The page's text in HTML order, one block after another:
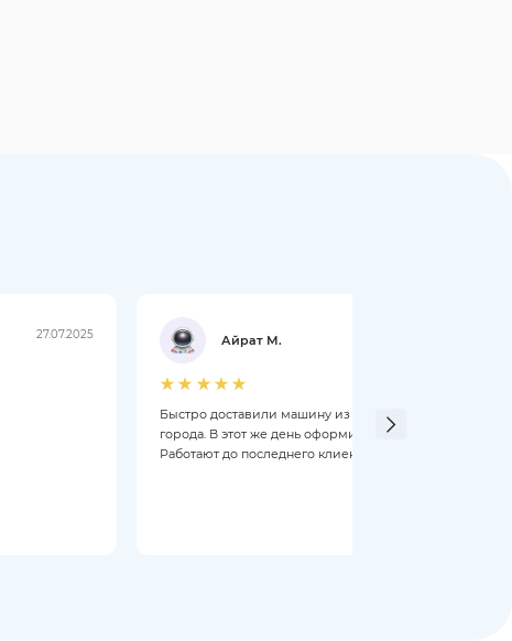
27.07.2025 Айрат М.
Быстро доставили машину из другого
города. В этот же день оформили.
Работают до последнего клиента.